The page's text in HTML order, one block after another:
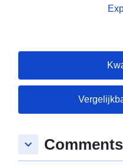
informatie over grafische
keyboard_arrow_down Comments